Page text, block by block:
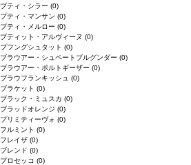
プティ・シラー (0)
プティ・マンサン (0)
プティ・メルロー (0)
プティット・アルヴィーヌ (0)
プフングシュタット (0)
ブラウアー・シュペートブルグンダー (0)
ブラウアー・ポルトギーザー (0)
ブラウフランキッシュ (0)
ブラケット (0)
ブラック・ミュスカ (0)
ブラッドオレンジ (0)
プリミティーヴォ (0)
フルミント (0)
フレイザ (0)
ブレンド (0)
プロセッコ (0)